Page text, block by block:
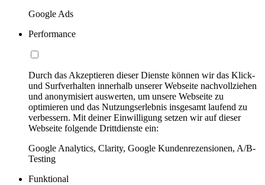
Google Ads
Performance
Durch das Akzeptieren dieser Dienste können wir das Klick-
und Surfverhalten innerhalb unserer Webseite nachvollziehen
und anonymisiert auswerten, um unsere Webseite zu
optimieren und das Nutzungserlebnis insgesamt laufend zu
verbessern. Mit deiner Einwilligung setzen wir auf dieser
Webseite folgende Drittdienste ein:
Google Analytics, Clarity, Google Kundenrezensionen, A/B-
Testing
Funktional